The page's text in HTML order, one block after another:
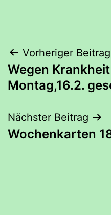
Beitrags-
Navigation
Vorheriger Beitrag
Wegen
Montag,16.2.
Nächster Beitrag
Wochenkarten